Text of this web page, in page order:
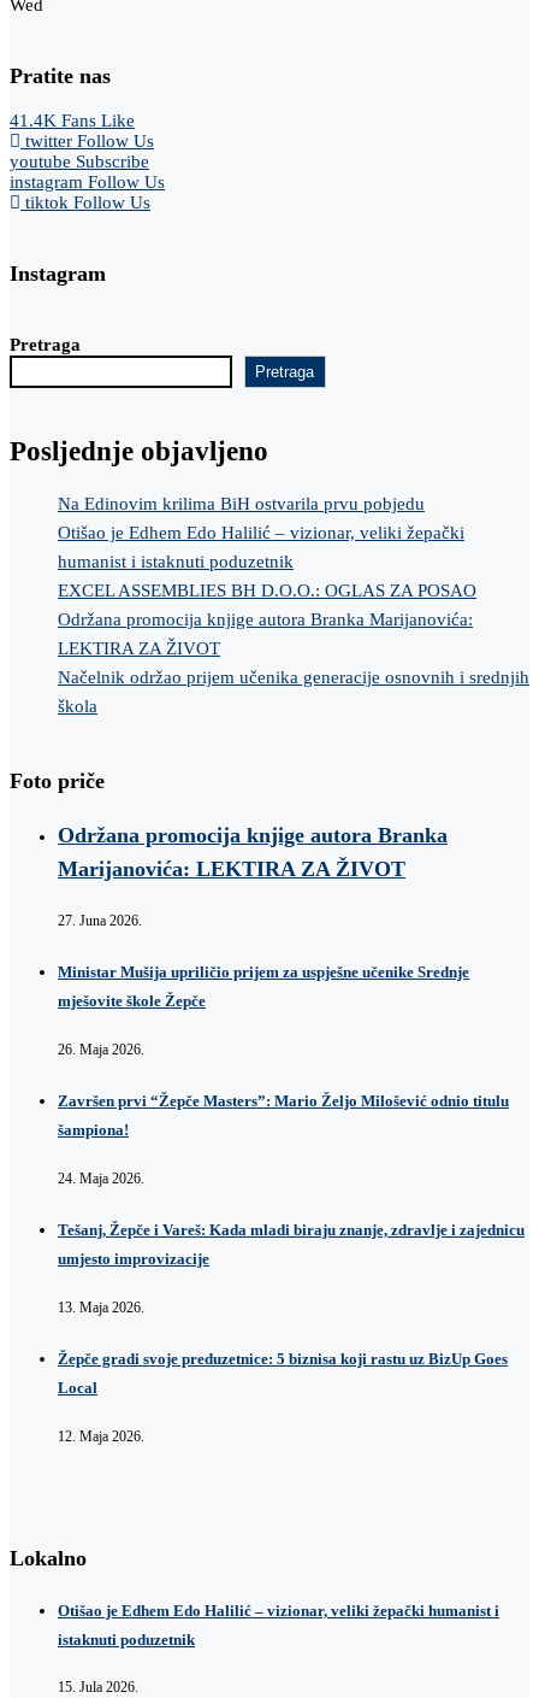
Wed
Pratite nas
41.4K Fans Like
twitter Follow Us
youtube Subscribe
instagram Follow Us
tiktok Follow Us
Instagram
Pretraga
Pretraga
Posljednje objavljeno
Na Edinovim krilima BiH ostvarila prvu pobjedu
Otišao je Edhem Edo Halilić – vizionar, veliki žepački
humanist i istaknuti poduzetnik
EXCEL ASSEMBLIES BH D.O.O.: OGLAS ZA POSAO
Održana promocija knjige autora Branka Marijanovića:
LEKTIRA ZA ŽIVOT
Načelnik održao prijem učenika generacije osnovnih i srednjih
škola
Foto priče
Održana promocija knjige autora Branka
Marijanovića: LEKTIRA ZA ŽIVOT
27. Juna 2026.
Ministar Mušija upriličio prijem za uspješne učenike Srednje
mješovite škole Žepče
26. Maja 2026.
Završen prvi “Žepče Masters”: Mario Željo Milošević odnio titulu
šampiona!
24. Maja 2026.
Tešanj, Žepče i Vareš: Kada mladi biraju znanje, zdravlje i zajednicu
umjesto improvizacije
13. Maja 2026.
Žepče gradi svoje preduzetnice: 5 biznisa koji rastu uz BizUp Goes
Local
12. Maja 2026.
Lokalno
Otišao je Edhem Edo Halilić – vizionar, veliki žepački humanist i
istaknuti poduzetnik
15. Jula 2026.